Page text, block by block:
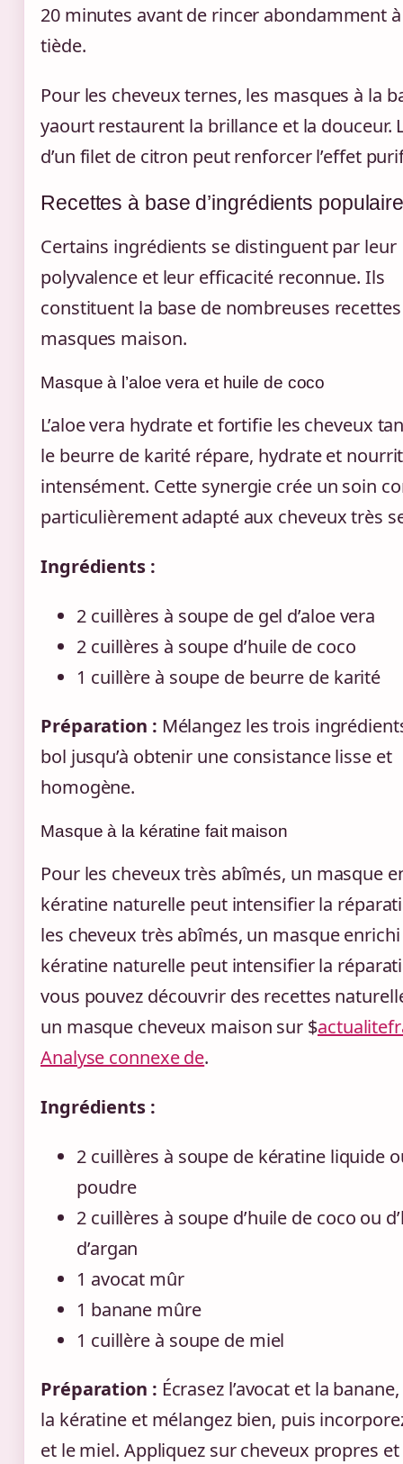
20 minutes avant de rincer abondamment à
tiède.
Pour les cheveux ternes, les masques à la
yaourt restaurent la brillance et la douceur.
d’un filet de citron peut renforcer l’effet
Recettes à base d’ingrédients
Certains ingrédients se distinguent par leur
polyvalence et leur efficacité reconnue. Ils
constituent la base de nombreuses
masques maison.
Masque à l’aloe vera et huile de coco
L’aloe vera hydrate et fortifie les cheveux
le beurre de karité répare, hydrate et nourrit
intensément. Cette synergie crée un soin
particulièrement adapté aux cheveux très
Ingrédients :
2 cuillères à soupe de gel d’aloe vera
2 cuillères à soupe d’huile de coco
1 cuillère à soupe de beurre de karité
Préparation : Mélangez les trois
bol jusqu’à obtenir une consistance lisse et
homogène.
Masque à la kératine fait maison
Pour les cheveux très abîmés, un masque
kératine naturelle peut intensifier la
les cheveux très abîmés, un masque
kératine naturelle peut intensifier la
vous pouvez découvrir des recettes
un masque cheveux maison sur $
Analyse connexe de.
Ingrédients :
2 cuillères à soupe de kératine liquide
poudre
2 cuillères à soupe d’huile de coco ou
d’argan
1 avocat mûr
1 banane mûre
1 cuillère à soupe de miel
Préparation : Écrasez l’avocat et la
la kératine et mélangez bien, puis
et le miel. Appliquez sur cheveux propres